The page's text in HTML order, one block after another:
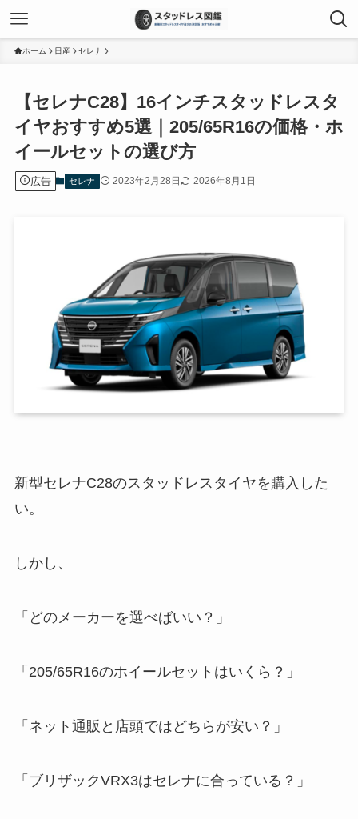
ホーム 日産 セレナ
【セレナC28】16インチスタッドレスタ
イヤおすすめ5選｜205/65R16の価格・ホ
イールセットの選び方
広告 セレナ 2023年2月28日 2026年8月1日
新型セレナC28のスタッドレスタイヤを購入した
い。
しかし、
「どのメーカーを選べばいい？」
「205/65R16のホイールセットはいくら？」
「ネット通販と店頭ではどちらが安い？」
「ブリザックVRX3はセレナに合っている？」